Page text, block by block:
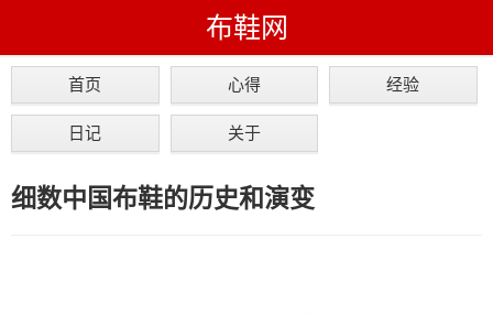
布鞋网
首页 心得 经验
日记 关于
细数中国布鞋的历史和演变